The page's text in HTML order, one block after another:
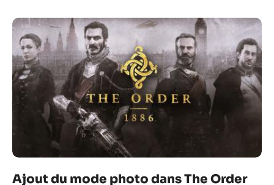
Ajout du mode photo dans The Order